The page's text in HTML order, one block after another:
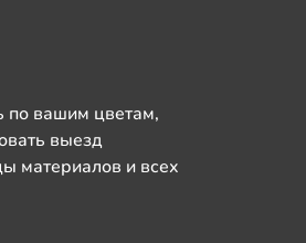
по вашим цветам,
выезд
материалов и всех